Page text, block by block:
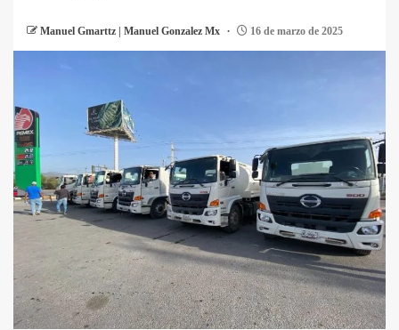
Manuel Gmarttz | Manuel Gonzalez Mx 16 de marzo de 2025